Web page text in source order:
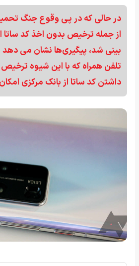
در حالی که در پی وقوع جنگ
از جمله ترخیص بدون اخذ کد ساتا
بینی شد، پیگیری‌ها نشان می
تلفن همراه که با این شیوه
داشتن کد ساتا از بانک مرکزی